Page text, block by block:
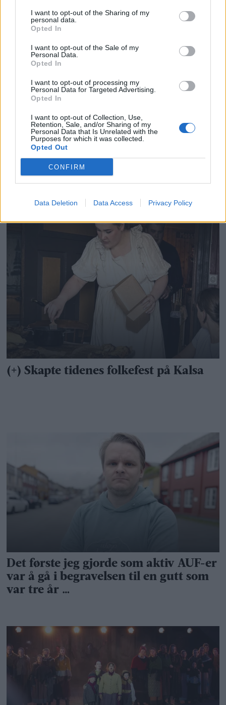
I want to opt-out of the Sharing of my
personal data.
Opted In
I want to opt-out of the Sale of my
Personal Data.
Opted In
I want to opt-out of processing my
Personal Data for Targeted Advertising.
Opted In
I want to opt-out of Collection, Use,
Retention, Sale, and/or Sharing of my
Personal Data that Is Unrelated with the
Purposes for which it was collected.
Opted Out
CONFIRM
Data Deletion Data Access Privacy Policy